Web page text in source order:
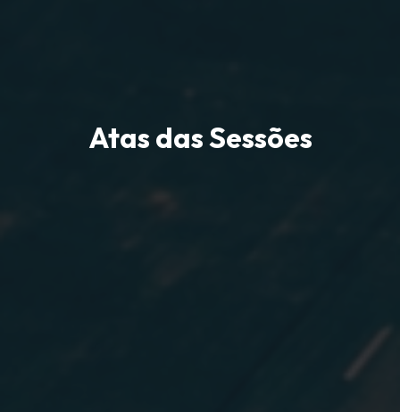
Atas das Sessões